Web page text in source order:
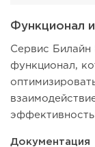
Функционал
Сервис Билайн
функционал,
Документация